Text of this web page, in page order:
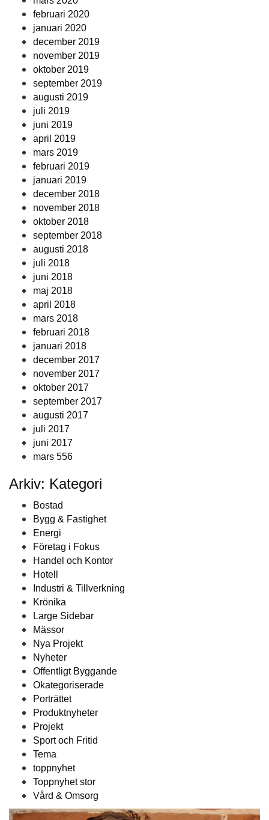
februari 2020
januari 2020
december 2019
november 2019
oktober 2019
september 2019
augusti 2019
juli 2019
juni 2019
april 2019
mars 2019
februari 2019
januari 2019
december 2018
november 2018
oktober 2018
september 2018
augusti 2018
juli 2018
juni 2018
maj 2018
april 2018
mars 2018
februari 2018
januari 2018
december 2017
november 2017
oktober 2017
september 2017
augusti 2017
juli 2017
juni 2017
mars 556
Arkiv: Kategori
Bostad
Bygg & Fastighet
Energi
Företag i Fokus
Handel och Kontor
Hotell
Industri & Tillverkning
Krönika
Large Sidebar
Mässor
Nya Projekt
Nyheter
Offentligt Byggande
Okategoriserade
Porträttet
Produktnyheter
Projekt
Sport och Fritid
Tema
toppnyhet
Toppnyhet stor
Vård & Omsorg